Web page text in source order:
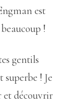
est
!
gentils
superbe ! Je
et découvrir